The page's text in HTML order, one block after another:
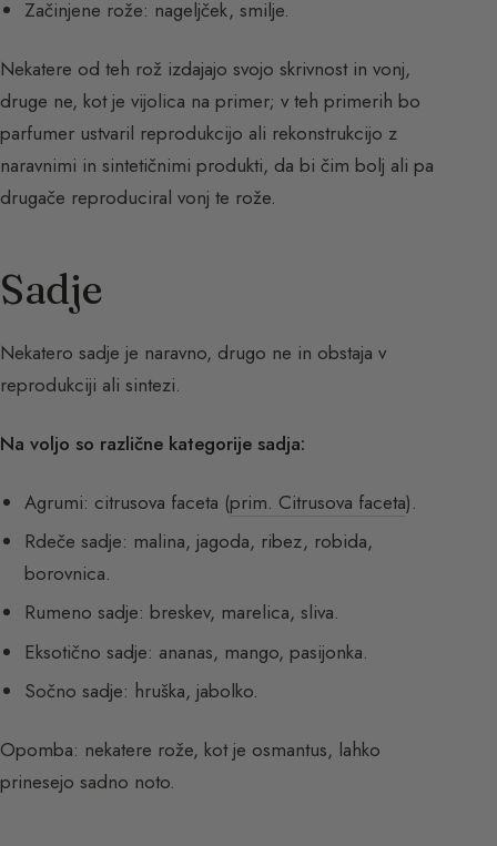
Začinjene rože: nageljček, smilje.
Nekatere od teh rož izdajajo svojo skrivnost in vonj,
druge ne, kot je vijolica na primer; v teh primerih bo
parfumer ustvaril reprodukcijo ali rekonstrukcijo z
naravnimi in sintetičnimi produkti, da bi čim bolj ali pa
drugače reproduciral vonj te rože.
Sadje
Nekatero sadje je naravno, drugo ne in obstaja v
reprodukciji ali sintezi.
Na voljo so različne kategorije sadja:
Agrumi: citrusova faceta (prim. Citrusova faceta).
Rdeče sadje: malina, jagoda, ribez, robida,
borovnica.
Rumeno sadje: breskev, marelica, sliva.
Eksotično sadje: ananas, mango, pasijonka.
Sočno sadje: hruška, jabolko.
Opomba: nekatere rože, kot je osmantus, lahko
prinesejo sadno noto.